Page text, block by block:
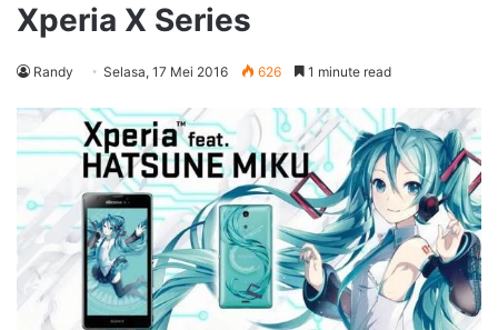
Xperia X Series
Randy Selasa, 17 Mei 2016 626 1 minute read